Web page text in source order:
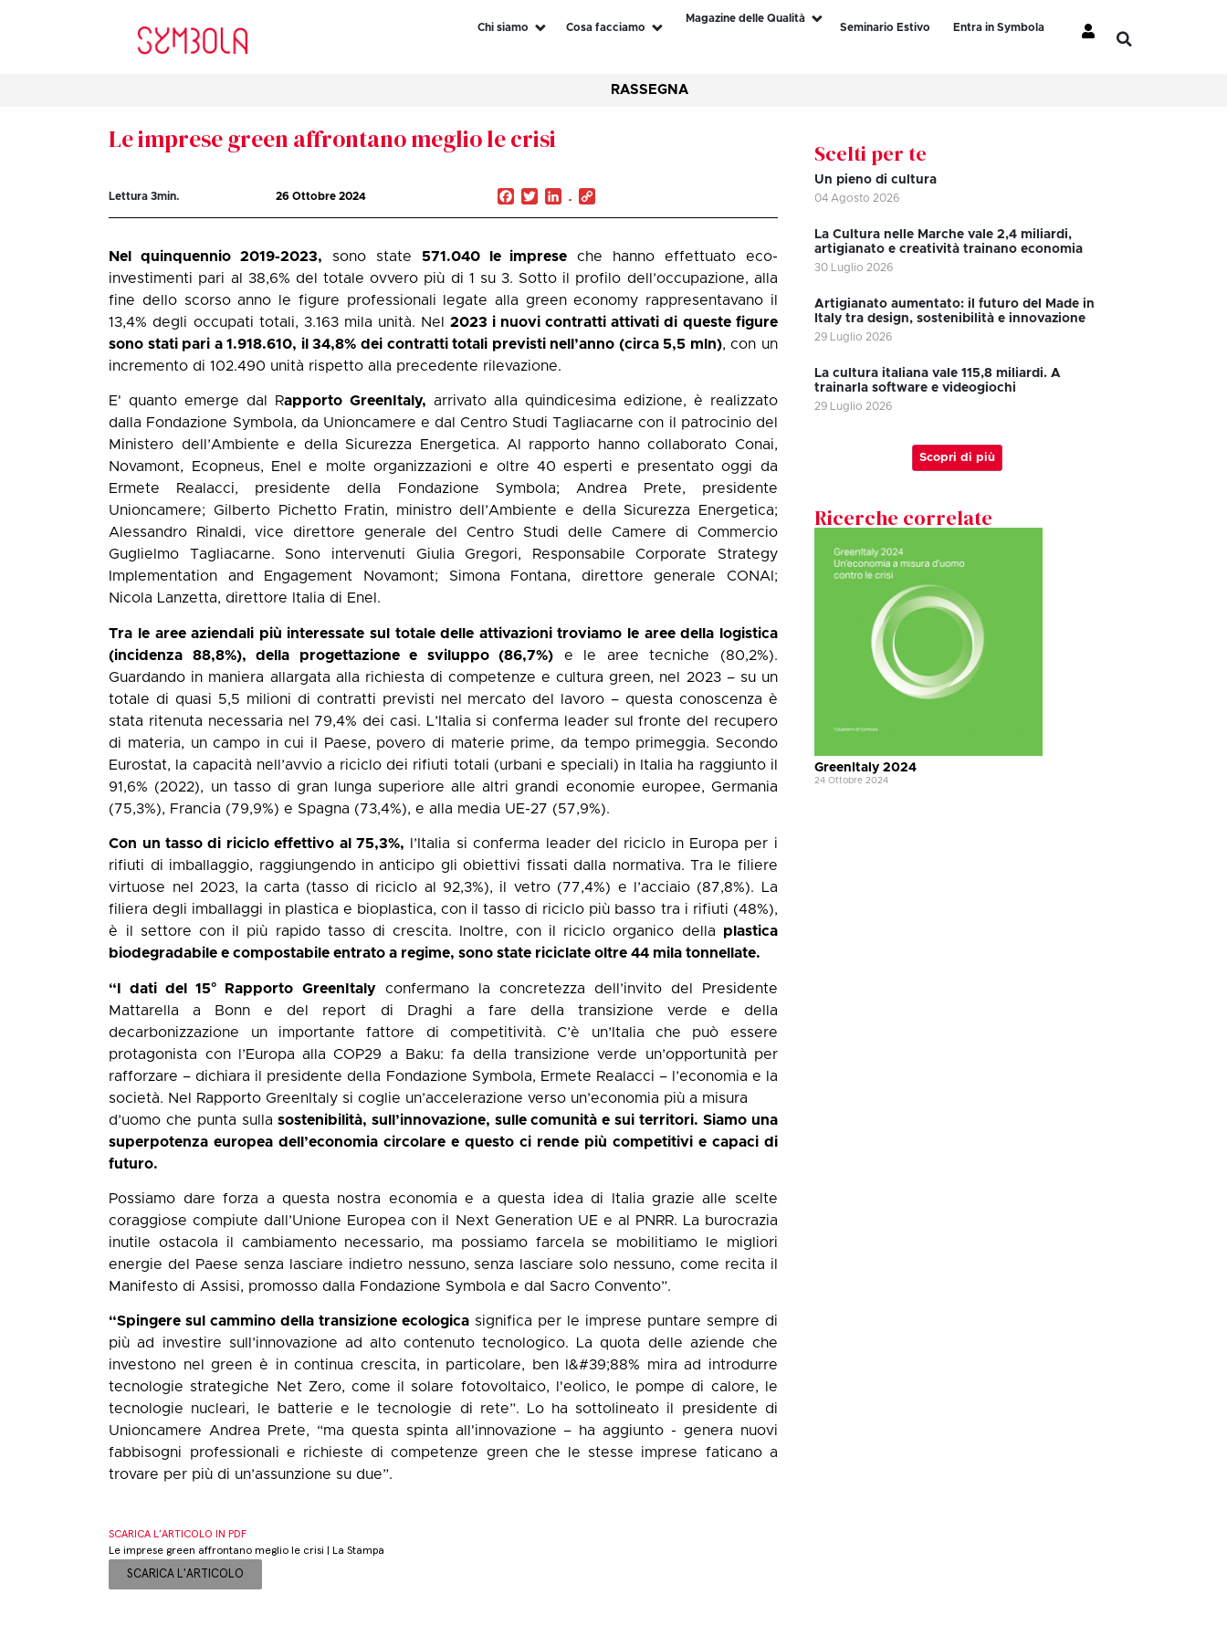
Chi siamo Cosa facciamo
Magazine delle Qualità
Seminario Estivo
Entra in Symbola
RASSEGNA
Le imprese green affrontano meglio le crisi
Lettura3min. 26 Ottobre 2024 Facebook
TwitterLinkedIn
Nel quinquennio 2019-2023, sono state 571.040 le imprese che hanno effettuato eco-
investimenti pari al 38,6% del totale ovvero più di 1 su 3. Sotto il profilo dell’occupazione, alla
fine dello scorso anno le figure professionali legate alla green economy rappresentavano il
13,4% degli occupati totali, 3.163 mila unità. Nel
2023 i nuovi contratti attivati di queste figure
sono stati pari a 1.918.610, il 34,8% dei contratti totali previsti nell’anno (circa 5,5 mln), con un
incremento di 102.490 unità rispetto alla precedente rilevazione.
E' quanto emerge dal Rapporto GreenItaly, arrivato alla quindicesima edizione, è realizzato
dalla Fondazione Symbola, da Unioncamere e dal Centro Studi Tagliacarne con il patrocinio del
Ministero dell’Ambiente e della Sicurezza Energetica. Al rapporto hanno collaborato Conai,
Novamont, Ecopneus, Enel e molte organizzazioni e oltre 40 esperti e presentato oggi da
Ermete Realacci, presidente della Fondazione Symbola; Andrea Prete, presidente
Unioncamere; Gilberto Pichetto Fratin, ministro dell’Ambiente e della Sicurezza Energetica;
Alessandro Rinaldi, vice direttore generale del Centro Studi delle Camere di Commercio
Guglielmo Tagliacarne. Sono intervenuti Giulia Gregori, Responsabile Corporate Strategy
Implementation and Engagement Novamont; Simona Fontana, direttore generale CONAI;
Nicola Lanzetta, direttore Italia di Enel.
Tra le aree aziendali più interessate sul totale delle attivazioni troviamo le aree della logistica
(incidenza 88,8%), della progettazione e sviluppo (86,7%) e le aree tecniche (80,2%).
Guardando in maniera allargata alla richiesta di competenze e cultura green, nel 2023 – su un
totale di quasi 5,5 milioni di contratti previsti nel mercato del lavoro – questa conoscenza è
stata ritenuta necessaria nel 79,4% dei casi. L’Italia si conferma leader sul fronte del recupero
di materia, un campo in cui il Paese, povero di materie prime, da tempo primeggia. Secondo
Eurostat, la capacità nell’avvio a riciclo dei rifiuti totali (urbani e speciali) in Italia ha raggiunto il
91,6% (2022), un tasso di gran lunga superiore alle altri grandi economie europee, Germania
(75,3%), Francia (79,9%) e Spagna (73,4%), e alla media UE-27 (57,9%).
Con un tasso di riciclo effettivo al 75,3%, l’Italia si conferma leader del riciclo in Europa per i
rifiuti di imballaggio, raggiungendo in anticipo gli obiettivi fissati dalla normativa. Tra le filiere
virtuose nel 2023, la carta (tasso di riciclo al 92,3%), il vetro (77,4%) e l’acciaio (87,8%). La
filiera degli imballaggi in plastica e bioplastica, con il tasso di riciclo più basso tra i rifiuti (48%),
è il settore con il più rapido tasso di crescita. Inoltre, con il riciclo organico della plastica
biodegradabile e compostabile entrato a regime, sono state riciclate oltre 44 mila tonnellate.
“I dati del 15° Rapporto GreenItalyconfermano la concretezza dell’invito del Presidente
Mattarella a Bonn e del report di Draghi a fare della transizione verde e della
decarbonizzazione un importante fattore di competitività. C’è un’Italia che può essere
protagonista con l’Europa alla COP29 a Baku: fa della transizione verde un’opportunità per
rafforzare – dichiara il presidente della Fondazione Symbola, Ermete Realacci – l’economia e la
società. Nel Rapporto GreenItaly si coglie un’accelerazione verso un’economia più a misura
d’uomo che punta sulla sostenibilità, sull’innovazione, sulle comunità e sui territori. Siamo una
superpotenza europea dell’economia circolare e questo ci rende più competitivi e capaci di
futuro.
Possiamo dare forza a questa nostra economia e a questa idea di Italia grazie alle scelte
coraggiose compiute dall’Unione Europea con il Next Generation UE e al PNRR. La burocrazia
inutile ostacola il cambiamento necessario, ma possiamo farcela se mobilitiamo le migliori
energie del Paese senza lasciare indietro nessuno, senza lasciare solo nessuno, come recita il
Manifesto di Assisi, promosso dalla Fondazione Symbola e dal Sacro Convento”.
“Spingere sul cammino della transizione ecologica significa per le imprese puntare sempre di
più ad investire sull’innovazione ad alto contenuto tecnologico. La quota delle aziende che
investono nel green è in continua crescita, in particolare, ben l&#39;88% mira ad introdurre
tecnologie strategiche Net Zero, come il solare fotovoltaico, l'eolico, le pompe di calore, le
tecnologie nucleari, le batterie e le tecnologie di rete”. Lo ha sottolineato il presidente di
Unioncamere Andrea Prete, “ma questa spinta all'innovazione – ha aggiunto - genera nuovi
fabbisogni professionali e richieste di competenze green che le stesse imprese faticano a
trovare per più di un’assunzione su due”.
SCARICA L’ARTICOLO IN PDF
Le imprese green affrontano meglio le crisi | La Stampa
SCARICA L'ARTICOLO
Scelti per te
Un pieno di cultura
04 Agosto 2026
La Cultura nelle Marche vale 2,4 miliardi,
artigianato e creatività trainano economia
30 Luglio 2026
Artigianato aumentato: il futuro del Made in
Italy tra design, sostenibilità e innovazione
29 Luglio 2026
La cultura italiana vale 115,8 miliardi. A
trainarla software e videogiochi
29 Luglio 2026
Scopri di più
Ricerche correlate
GreenItaly 2024
24 Ottobre 2024